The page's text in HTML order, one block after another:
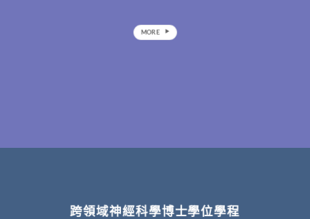
MORE
跨領域神經科學博士學位學程